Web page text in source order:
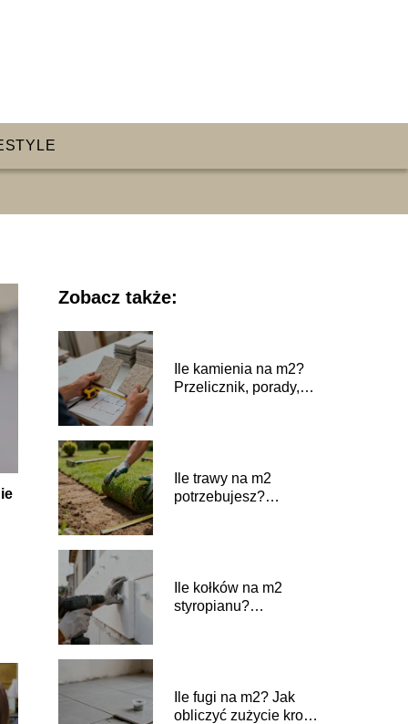
Zobacz także:
Ile kamienia na m2?
Przelicznik, porady,
Ile trawy na m2
potrzebujesz?
Ile kołków na m2
styropianu?
Ile fugi na m2? Jak
obliczyć zużycie krok